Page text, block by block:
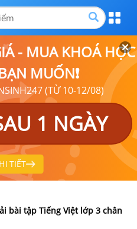
- MUA KHOÁ HỌC
MUỐN❗
(TỪ 10-12/08)
1 NGÀY
TIẾT
bài tập Tiếng Việt lớp 3 chân